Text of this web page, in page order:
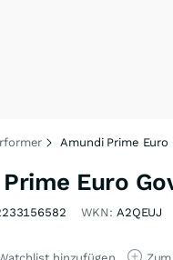
Amundi Prime Euro
Euro
WKN: A2QEUJ
hinzufügen